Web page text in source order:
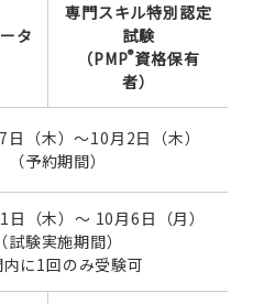
タ
専門スキル特別認定
試験
（PMP®資格保有
者）
（木）～10月2日（木）
（予約期間）
（木）～ 10月6日（月）
（試験実施期間）
に1回のみ受験可